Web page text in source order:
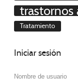
trastornos
Tratamiento
Iniciarsesión
Nombre de usuario